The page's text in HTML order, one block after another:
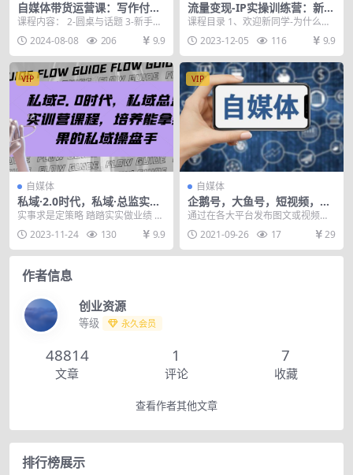
自媒体带货运营课：写作付费
社群，带货是自媒体人必须掌
握的能力
课程内容： 2-圆桌与话题 3-新手答
主如何找到值得回答的问题? 4-如何
找到对...
2024-08-08 206 9.9
流量变现-IP实操训练营：新手
也能打造个人IP，成为百万 博
主（46节课）
课程目录 1、欢迎新同学-为什么要
打造个人IP.mp4 2-十种主流变现模
式-上...
2023-12-05 116 9.9
VIP
自媒体
私域·2.0时代，私域·总监实战
营课程，培养能拿结果的私域
实事求是定策略 踏踏实实做业绩 课
程内容： 加餐：3万+人学过的私域
基础课 加餐...
2023-11-24 130 9.9
VIP
自媒体
企鹅号，大鱼号，短视频，淘
客，头条自媒体全系训练营
通过在各大平台发布图文或视频的
方式，赚钱平台收益和奖金，并通
过粉丝积累，最终打造...
2021-09-26 17 29
作者信息
创业资源
等级 永久会员
48814
文章
1
评论
7
收藏
查看作者其他文章
排行榜展示